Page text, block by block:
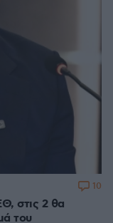
στις 2 θα
του
10